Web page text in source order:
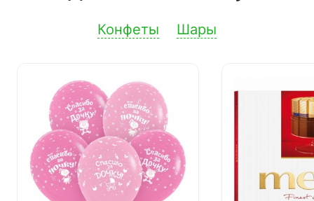
Конфеты Шары